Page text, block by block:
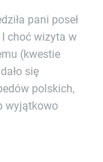
pani poseł
choć wizyta w
(kwestie
się
polskich,
wyjątkowo